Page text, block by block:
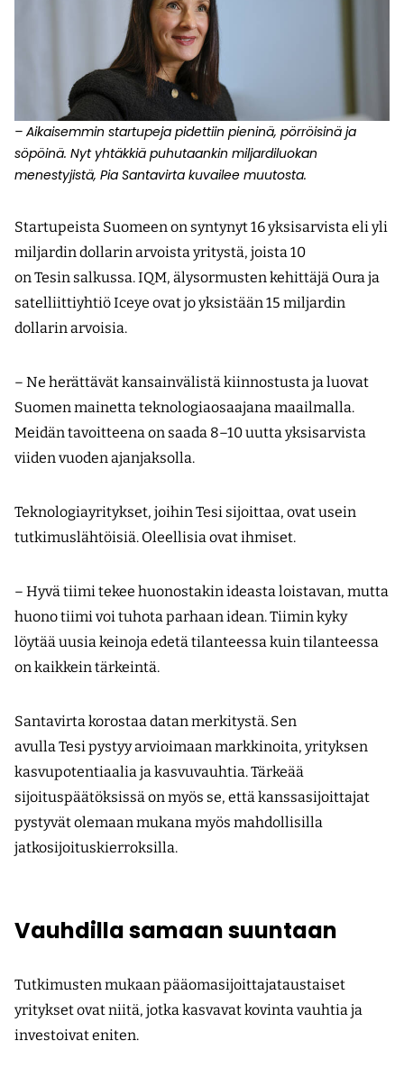
– Aikaisemmin startupeja pidettiin pieninä, pörröisinä ja
söpöinä. Nyt yhtäkkiä puhutaankin miljardiluokan
menestyjistä, Pia Santavirta kuvailee muutosta.
Startupeista Suomeen on syntynyt 16 yksisarvista eli yli
miljardin dollarin arvoista yritystä, joista 10
on Tesin salkussa. IQM, älysormusten kehittäjä Oura ja
satelliittiyhtiö Iceye ovat jo yksistään 15 miljardin
dollarin arvoisia.
– Ne herättävät kansainvälistä kiinnostusta ja luovat
Suomen mainetta teknologiaosaajana maailmalla.
Meidän tavoitteena on saada 8–10 uutta yksisarvista
viiden vuoden ajanjaksolla.
Teknologiayritykset, joihin Tesi sijoittaa, ovat usein
tutkimuslähtöisiä. Oleellisia ovat ihmiset.
– Hyvä tiimi tekee huonostakin ideasta loistavan, mutta
huono tiimi voi tuhota parhaan idean. Tiimin kyky
löytää uusia keinoja edetä tilanteessa kuin tilanteessa
on kaikkein tärkeintä.
Santavirta korostaa datan merkitystä. Sen
avulla Tesi pystyy arvioimaan markkinoita, yrityksen
kasvupotentiaalia ja kasvuvauhtia. Tärkeää
sijoituspäätöksissä on myös se, että kanssasijoittajat
pystyvät olemaan mukana myös mahdollisilla
jatkosijoituskierroksilla.
Vauhdilla samaan suuntaan
Tutkimusten mukaan pääomasijoittajataustaiset
yritykset ovat niitä, jotka kasvavat kovinta vauhtia ja
investoivat eniten.